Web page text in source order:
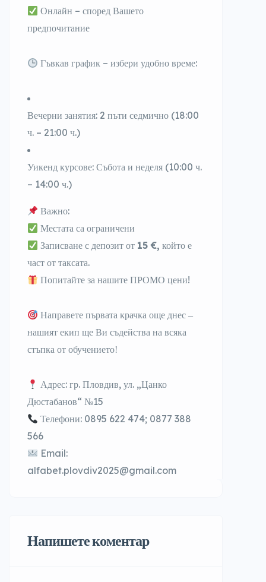
Онлайн – според Вашето
предпочитание
Гъвкав график – избери удобно време:
Вечерни занятия: 2 пъти седмично (18:00
ч. – 21:00 ч.)
Уикенд курсове: Събота и неделя (10:00 ч.
– 14:00 ч.)
Важно:
Местата са ограничени
Записване с депозит от 15€, който е
част от таксата.
Попитайте за нашите ПРОМО цени!
Направете първата крачка още днес –
нашият екип ще Ви съдейства на всяка
стъпка от обучението!
Адрес: гр. Пловдив, ул. „Цанко
Дюстабанов“ №15
Телефони: 0895 622 474; 0877 388
566
Email:
alfabet.plovdiv2025@gmail.com
Напишете коментар